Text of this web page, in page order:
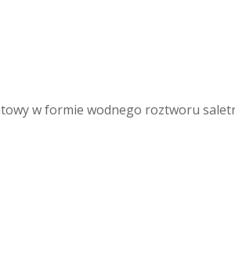
w formie wodnego roztworu